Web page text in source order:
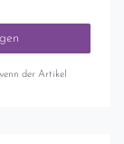
der Artikel